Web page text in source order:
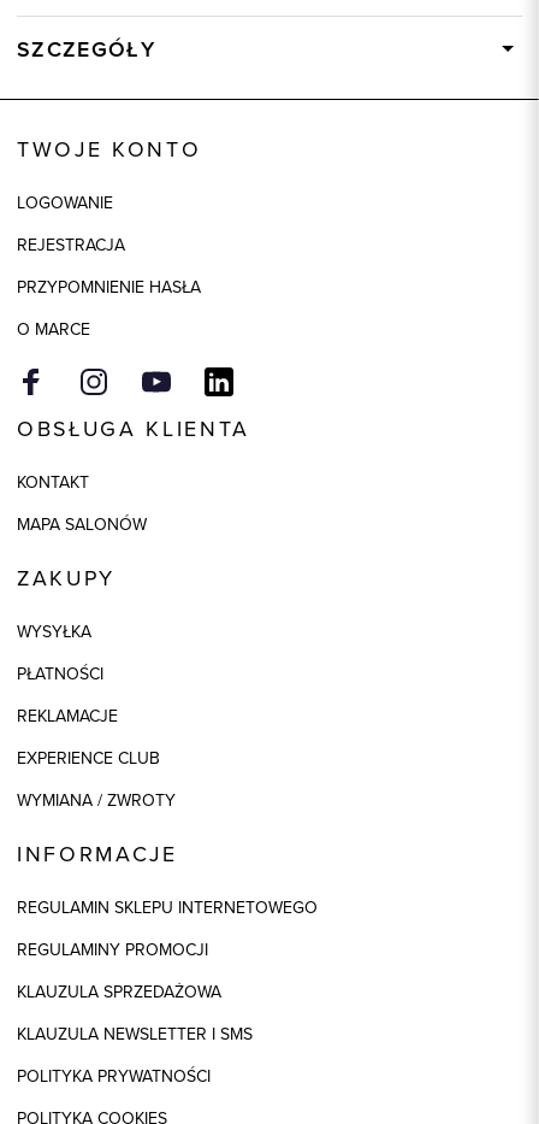
SZCZEGÓŁY
TWOJE KONTO
LOGOWANIE
REJESTRACJA
PRZYPOMNIENIE HASŁA
O MARCE
OBSŁUGA KLIENTA
KONTAKT
MAPA SALONÓW
ZAKUPY
WYSYŁKA
PŁATNOŚCI
REKLAMACJE
EXPERIENCE CLUB
WYMIANA / ZWROTY
INFORMACJE
REGULAMIN SKLEPU INTERNETOWEGO
REGULAMINY PROMOCJI
KLAUZULA SPRZEDAŻOWA
KLAUZULA NEWSLETTER I SMS
POLITYKA PRYWATNOŚCI
POLITYKA COOKIES